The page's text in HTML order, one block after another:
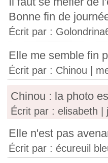
Bonne fin de
Écrit par :
Elle me semble fin
Écrit par : Chinou |
Chinou : la photo
Écrit par : elisabeth |
Elle n'est pas
Écrit par : écureuil